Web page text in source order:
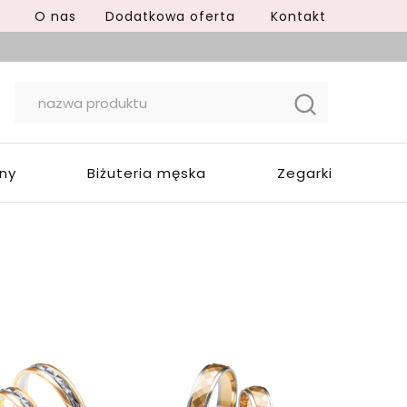
O nas Dodatkowa oferta Kontakt
Biżuteria męska Zegarki